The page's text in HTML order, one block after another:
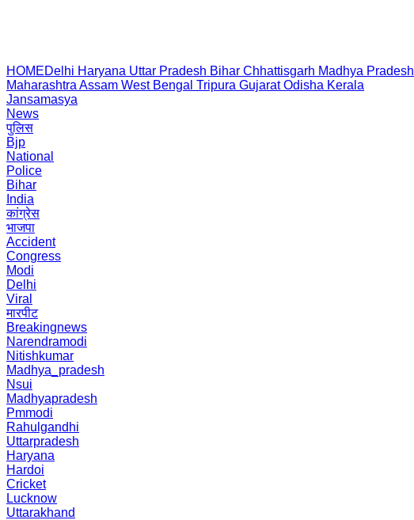
HOMEDelhi Haryana Uttar Pradesh Bihar Chhattisgarh Madhya Pradesh
Maharashtra Assam West Bengal Tripura Gujarat Odisha Kerala
Jansamasya
News
पुलिस
Bjp
National
Police
Bihar
India
कांग्रेस
भाजपा
Accident
Congress
Modi
Delhi
Viral
मारपीट
Breakingnews
Narendramodi
Nitishkumar
Madhya_pradesh
Nsui
Madhyapradesh
Pmmodi
Rahulgandhi
Uttarpradesh
Haryana
Hardoi
Cricket
Lucknow
Uttarakhand